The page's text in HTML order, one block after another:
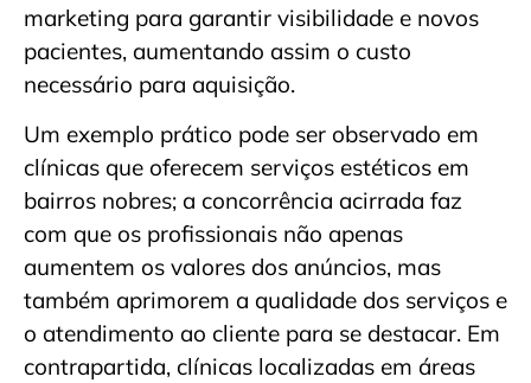
marketing para garantir visibilidade e novos
pacientes, aumentando assim o custo
necessário para aquisição.
Um exemplo prático pode ser observado em
clínicas que oferecem serviços estéticos em
bairros nobres; a concorrência acirrada faz
com que os profissionais não apenas
aumentem os valores dos anúncios, mas
também aprimorem a qualidade dos serviços e
o atendimento ao cliente para se destacar. Em
contrapartida, clínicas localizadas em áreas